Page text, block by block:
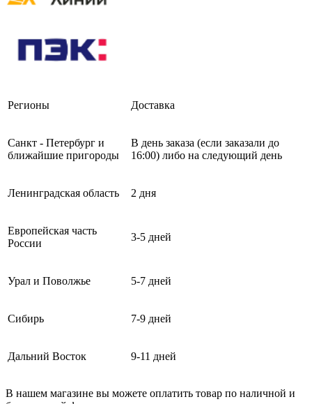
Регионы Доставка
Санкт - Петербург и
ближайшие пригороды
В день заказа (если заказали до
16:00) либо на следующий день
Ленинградская область 2 дня
Европейская часть
России
3-5 дней
Урал и Поволжье 5-7 дней
Сибирь 7-9 дней
Дальний Восток 9-11 дней
В нашем магазине вы можете оплатить товар по наличной и